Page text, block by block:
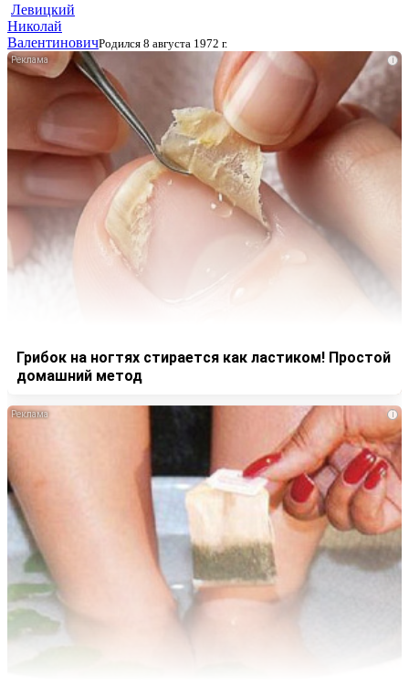
Левицкий
Николай
ВалентиновичРодился 8 августа 1972 г.
i
Грибок на ногтях стирается как ластиком! Простой
домашний метод
i